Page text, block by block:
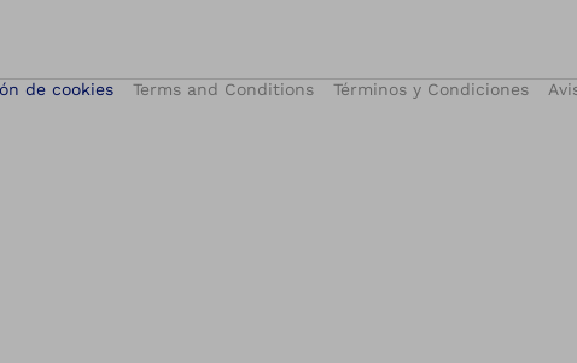
de cookies Terms and Conditions Términos y Condiciones